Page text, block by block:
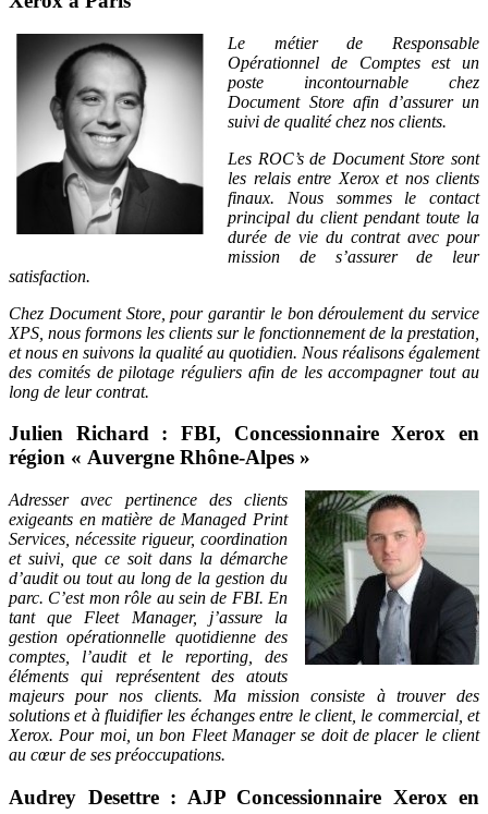
Le métier de Responsable
Opérationnel de Comptes est un
poste incontournable chez
Document Store afin d’assurer un
suivi de qualité chez nos clients.
Les ROC’s de Document Store sont
les relais entre Xerox et nos clients
finaux. Nous sommes le contact
principal du client pendant toute la
durée de vie du contrat avec pour
mission de s’assurer de leur
satisfaction.
Chez Document Store, pour garantir le bon déroulement du service
XPS, nous formons les clients sur le fonctionnement de la prestation,
et nous en suivons la qualité au quotidien. Nous réalisons également
des comités de pilotage réguliers afin de les accompagner tout au
long de leur contrat.
Julien Richard: FBI, Concessionnaire Xerox en
région « Auvergne Rhône-Alpes »
Adresser avec pertinence des clients
exigeants en matière de Managed Print
Services, nécessite rigueur, coordination
et suivi, que ce soit dans la démarche
d’audit ou tout au long de la gestion du
parc. C’est mon rôle au sein de FBI. En
tant que Fleet Manager, j’assure la
gestion opérationnelle quotidienne des
comptes, l’audit et le reporting, des
éléments qui représentent des atouts
majeurs pour nos clients. Ma mission consiste à trouver des
solutions et à fluidifier les échanges entre le client, le commercial, et
Xerox. Pour moi, un bon Fleet Manager se doit de placer le client
au cœur de ses préoccupations.
Audrey Desettre : AJP Concessionnaire Xerox en